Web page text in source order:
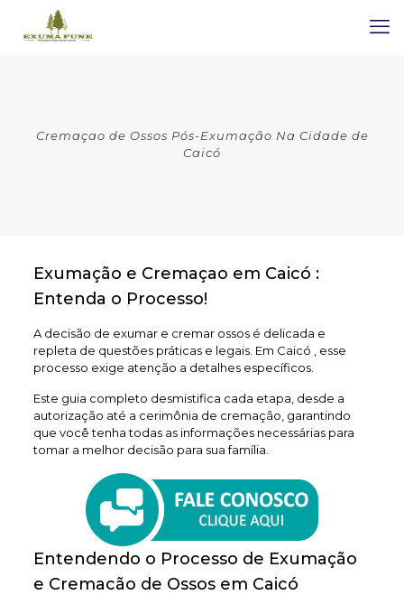
Cremaçao de Ossos Pós-Exumação Na Cidade de
Caicó
Exumação e Cremaçao em Caicó :
Entenda o Processo!
A decisão de exumar e cremar ossos é delicada e
repleta de questões práticas e legais. Em Caicó , esse
processo exige atenção a detalhes específicos.
Este guia completo desmistifica cada etapa, desde a
autorização até a cerimônia de cremação, garantindo
que você tenha todas as informações necessárias para
tomar a melhor decisão para sua família.
Entendendo o Processo de Exumação
e Cremacão de Ossos em Caicó